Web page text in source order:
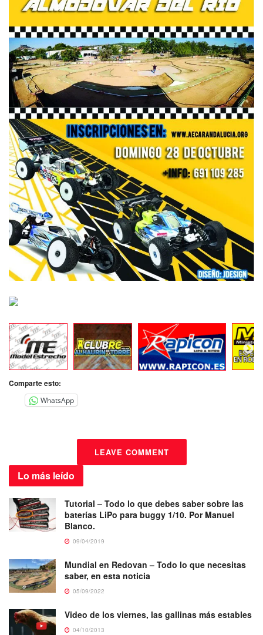
Comparte esto:
WhatsApp
LEAVE COMMENT
Lo más leído
Tutorial – Todo lo que debes saber sobre las
baterías LiPo para buggy 1/10. Por Manuel
Blanco.
09/04/2019
Mundial en Redovan – Todo lo que necesitas
saber, en esta noticia
05/09/2022
Video de los viernes, las gallinas más estables
04/10/2013